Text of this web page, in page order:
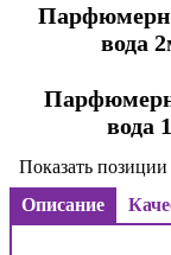
вода
вода
Показать позиции
Описание